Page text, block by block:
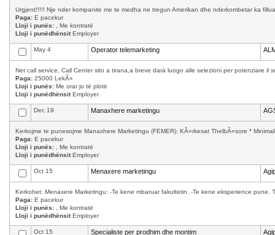
Urgjent!!!!! Nje nder kompanite me te medha ne tregun Amerikan dhe nderkombetar ka
Paga: E pacekur
Lloji i punës: , Me kontratë
Lloji i punëdhënsitEmployer
May 4 Operator telemarketing
Net call service, Call Center sito a tirana,a breve darà luogo alle selezioni per potenziare il
Paga: 25000 LekÃ«
Lloji i punës: Me orar jo të plotë
Lloji i punëdhënsitEmployer
Dec 19 Manaxhere marketingu
Kerkojme te punesojme Manaxhere Marketingu (FEMER): KÃ«rkesat ThelbÃ«sore *
Paga: E pacekur
Lloji i punës: , Me kontratë
Lloji i punëdhënsitEmployer
Oct 15 Menaxere marketingu
Kerkohet: Menaxere Marketingu: -Te kene mbaruar fakultetin. -Te kene eksperience
Paga: E pacekur
Lloji i punës: , Me kontratë
Lloji i punëdhënsitEmployer
Oct 15 Specialiste per prodhim dhe montim